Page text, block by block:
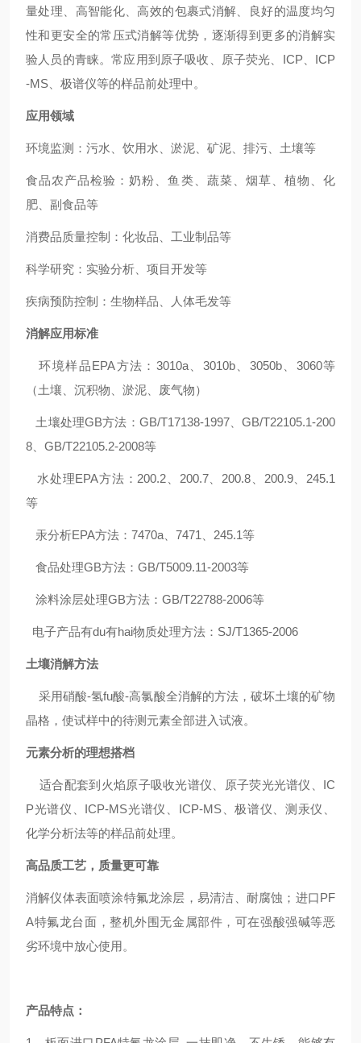
量处理、高智能化、高效的包裹式消解、良好的温度均匀
性和更安全的常压式消解等优势，逐渐得到更多的消解实
验人员的青睐。常应用到原子吸收、原子荧光、ICP、ICP
-MS、极谱仪等的样品前处理中。
应用领域
环境监测：污水、饮用水、淤泥、矿泥、排污、土壤等
食品农产品检验：奶粉、鱼类、蔬菜、烟草、植物、化
肥、副食品等
消费品质量控制：化妆品、工业制品等
科学研究：实验分析、项目开发等
疾病预防控制：生物样品、人体毛发等
消解应用标准
环境样品EPA方法：3010a、3010b、3050b、3060等
（土壤、沉积物、淤泥、废气物）
土壤处理GB方法：GB/T17138-1997、GB/T22105.1-200
8、GB/T22105.2-2008等
水处理EPA方法：200.2、200.7、200.8、200.9、245.1
等
汞分析EPA方法：7470a、7471、245.1等
食品处理GB方法：GB/T5009.11-2003等
涂料涂层处理GB方法：GB/T22788-2006等
电子产品有du有hai物质处理方法：SJ/T1365-2006
土壤消解方法
采用硝酸-氢fu酸-高氯酸全消解的方法，破坏土壤的矿物
晶格，使试样中的待测元素全部进入试液。
元素分析的理想搭档
适合配套到火焰原子吸收光谱仪、原子荧光光谱仪、IC
P光谱仪、ICP-MS光谱仪、ICP-MS、极谱仪、测汞仪、
化学分析法等的样品前处理。
高品质工艺，质量更可靠
消解仪体表面喷涂特氟龙涂层，易清洁、耐腐蚀；进口PF
A特氟龙台面，整机外围无金属部件，可在强酸强碱等恶
劣环境中放心使用。
产品特点：